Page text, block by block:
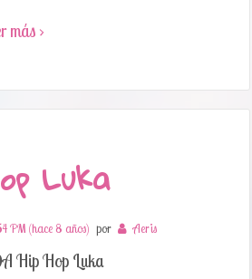
más ›
Luka
PM (hace 8 años) por Aeris
Hip Hop Luka